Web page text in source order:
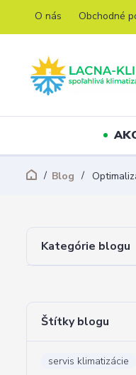
O nás Obchodné
Blog
Kategórie blogu
Štítky blogu
servis klimatizácie